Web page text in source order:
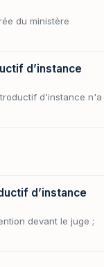
du ministère
d’instance
d'instance n'a
d’instance
devant le juge ;